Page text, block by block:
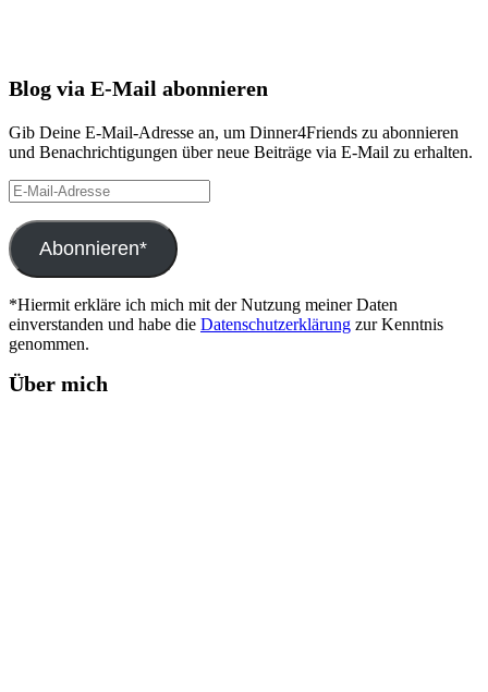
Blog via E-Mail abonnieren
Gib Deine E-Mail-Adresse an, um Dinner4Friends zu abonnieren
und Benachrichtigungen über neue Beiträge via E-Mail zu erhalten.
E-
Mail-
Adresse
Abonnieren*
*Hiermit erkläre ich mich mit der Nutzung meiner Daten
einverstanden und habe die Datenschutzerklärung zur Kenntnis
genommen.
Über mich